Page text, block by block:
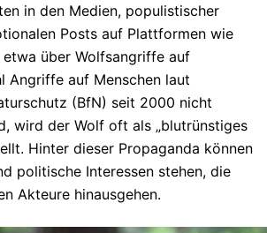
in den Medien, populistischer
Posts auf Plattformen wie
etwa über Wolfsangriffe auf
Angriffe auf Menschen laut
(BfN) seit 2000 nicht
wird der Wolf oft als „blutrünstiges
Hinter dieser Propaganda können
politische Interessen stehen, die
Akteure hinausgehen.